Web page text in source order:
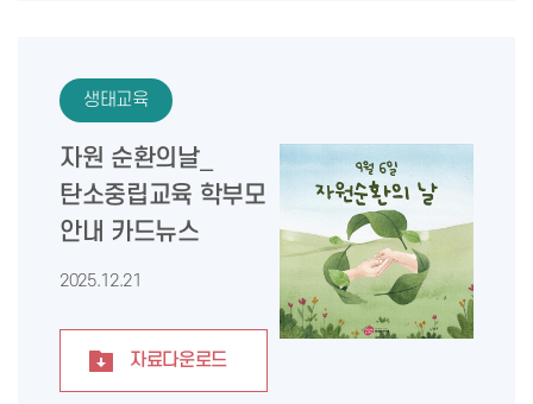
생태교육
자원 순환의날_
탄소중립교육 학부모
안내 카드뉴스
2025.12.21
자료다운로드